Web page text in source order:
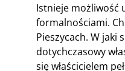
Istnieje możliwość
formalnościami.
Pieszycach. W jaki
dotychczasowy
się właścicielem